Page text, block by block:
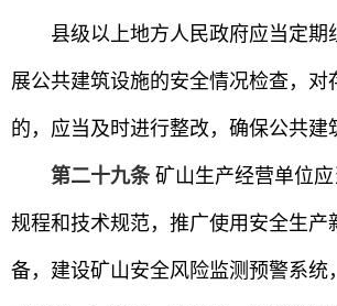
县级以上地方人民政府应当定期
展公共建筑设施的安全情况检查，对
的，应当及时进行整改，确保公共建
第二十九条 矿山生产经营单位
规程和技术规范，推广使用安全生产
备，建设矿山安全风险监测预警系统